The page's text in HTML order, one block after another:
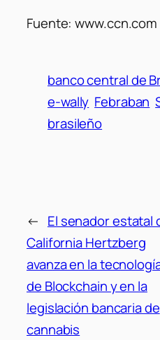
Fuente: www.ccn.com
banco central de
e-wally Febraban
brasileño
← El senador estatal
California Hertzberg
avanza en la
de Blockchain y en la
legislación bancaria de
cannabis